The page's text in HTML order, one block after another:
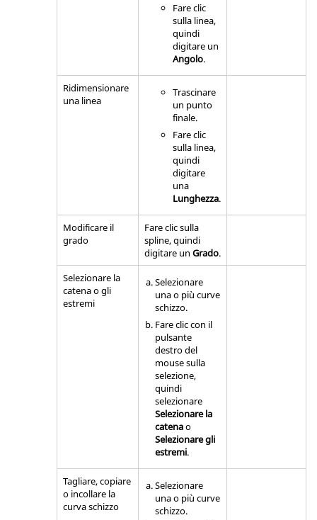
Fare clic
sulla linea,
quindi
digitare un
Angolo.
Ridimensionare
una linea
Trascinare
un punto
finale.
Fare clic
sulla linea,
quindi
digitare
una
Lunghezza.
Modificare il
grado
Fare clic sulla
spline, quindi
digitare un Grado.
Selezionare la
catena o gli
estremi
Selezionare
una o più curve
schizzo.
Fare clic con il
pulsante
destro del
mouse sulla
selezione,
quindi
selezionare
Selezionare la
catenao
Selezionare gli
estremi.
Tagliare, copiare
o incollare la
curva schizzo
Selezionare
una o più curve
schizzo.